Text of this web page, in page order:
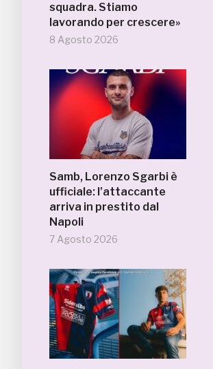
squadra. Stiamo
lavorando per crescere»
8 Agosto 2026
Samb, Lorenzo Sgarbi è
ufficiale: l’attaccante
arriva in prestito dal
Napoli
7 Agosto 2026